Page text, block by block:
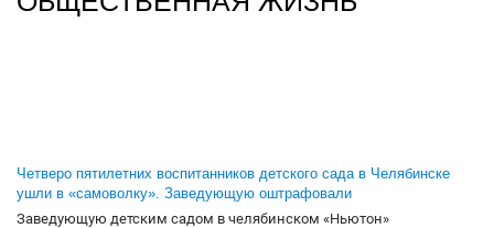
Четверо пятилетних воспитанников детского сада в Челябинске
ушли в «самоволку». Заведующую оштрафовали
Заведующую детским садом в челябинском «Ньютон»